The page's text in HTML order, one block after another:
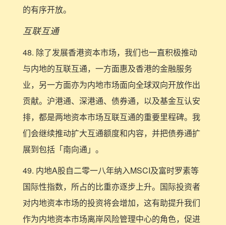
的有序开放。
互联互通
48. 除了发展香港资本市场，我们也一直积极推动
与内地的互联互通，一方面惠及香港的金融服务
业，另一方面亦为内地市场面向全球双向开放作出
贡献。沪港通、深港通、债券通，以及基金互认安
排，都是两地资本市场互联互通的重要里程碑。我
们会继续推动扩大互通额度和内容，并把债券通扩
展到包括「南向通」。
49. 内地A股自二零一八年纳入MSCI及富时罗素等
国际性指数，所占的比重亦逐步上升。国际投资者
对内地资本市场的投资将会增加，这有助提升我们
作为内地资本市场离岸风险管理中心的角色，促进